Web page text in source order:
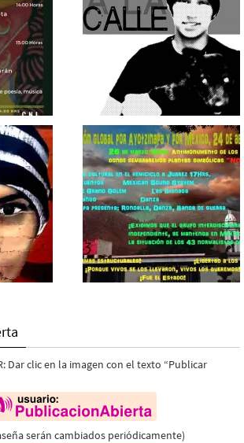
Dar clic en la imagen con el texto “Publicar
serán cambiados periódicamente)